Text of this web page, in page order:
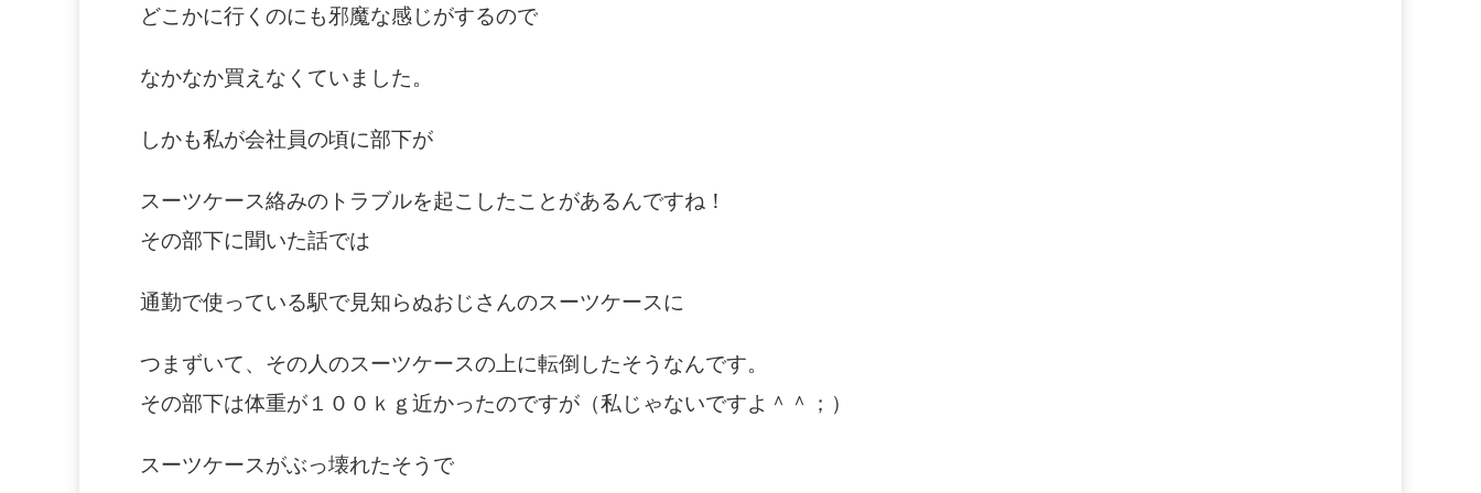
どこかに行くのにも邪魔な感じがするので
なかなか買えなくていました。
しかも私が会社員の頃に部下が
スーツケース絡みのトラブルを起こしたことがあるんですね！
その部下に聞いた話では
通勤で使っている駅で見知らぬおじさんのスーツケースに
つまずいて、その人のスーツケースの上に転倒したそうなんです。
その部下は体重が１００ｋｇ近かったのですが（私じゃないですよ＾＾；）
スーツケースがぶっ壊れたそうで